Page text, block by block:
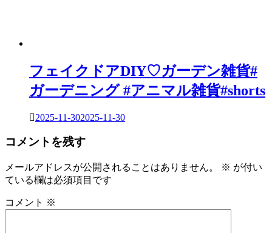
フェイクドアDIY♡ガーデン雑貨#
ガーデニング #アニマル雑貨#shorts
2025-11-302025-11-30
コメントを残す
メールアドレスが公開されることはありません。 ※ が付い
ている欄は必須項目です
コメント ※